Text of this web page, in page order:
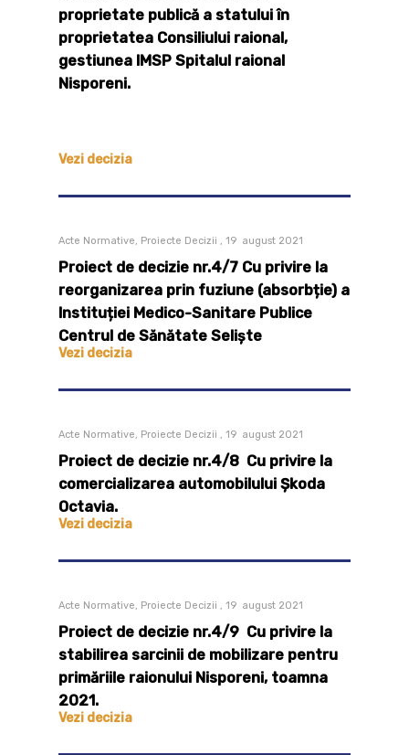
proprietate publică a statului în
proprietatea Consiliului raional,
gestiunea IMSP Spitalul raional
Nisporeni.
Vezi decizia
Acte Normative, Proiecte Decizii , 19 august 2021
Proiect de decizie nr.4/7 Cu privire la
reorganizarea prin fuziune (absorbție) a
Instituției Medico-Sanitare Publice
Centrul de Sănătate Seliște
Vezi decizia
Acte Normative, Proiecte Decizii , 19 august 2021
Proiect de decizie nr.4/8 Cu privire la
comercializarea automobilului Șkoda
Octavia.
Vezi decizia
Acte Normative, Proiecte Decizii , 19 august 2021
Proiect de decizie nr.4/9 Cu privire la
stabilirea sarcinii de mobilizare pentru
primăriile raionului Nisporeni, toamna
2021.
Vezi decizia